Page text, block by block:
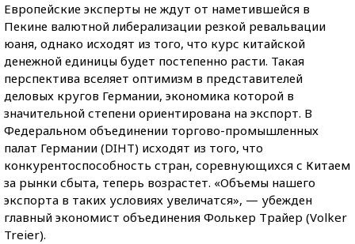
Европейские эксперты не ждут от наметившейся в
Пекине валютной либерализации резкой ревальвации
юаня, однако исходят из того, что курс китайской
денежной единицы будет постепенно расти. Такая
перспектива вселяет оптимизм в представителей
деловых кругов Германии, экономика которой в
значительной степени ориентирована на экспорт. В
Федеральном объединении торгово-промышленных
палат Германии (DIHT) исходят из того, что
конкурентоспособность стран, соревнующихся с Китаем
за рынки сбыта, теперь возрастет. «Объемы нашего
экспорта в таких условиях увеличатся», — убежден
главный экономист объединения Фолькер Трайер (Volker
Treier).